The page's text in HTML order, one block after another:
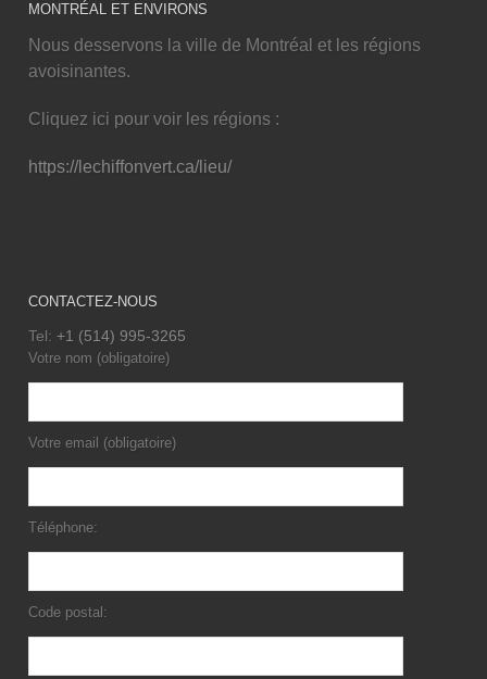
MONTRÉAL ET ENVIRONS
Nous desservons la ville de Montréal et les régions
avoisinantes.
Cliquez ici pour voir les régions :
https://lechiffonvert.ca/lieu/
CONTACTEZ-NOUS
Tel:+1 (514) 995-3265
Votre nom (obligatoire)
Votre email (obligatoire)
Téléphone:
Code postal: